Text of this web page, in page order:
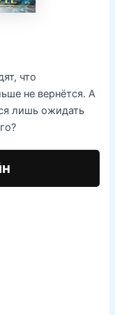
что
не вернётся. А
лишь ожидать